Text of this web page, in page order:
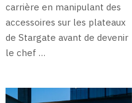
carrière en manipulant des
accessoires sur les plateaux
de Stargate avant de devenir
le chef …